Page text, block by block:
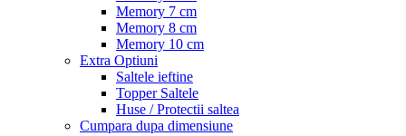
Memory 7 cm
Memory 8 cm
Memory 10 cm
Extra Optiuni
Saltele ieftine
Topper Saltele
Huse / Protectii saltea
Cumpara dupa dimensiune